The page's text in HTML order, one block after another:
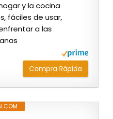
y la cocina
fáciles de usar,
a las
Compra Rápida